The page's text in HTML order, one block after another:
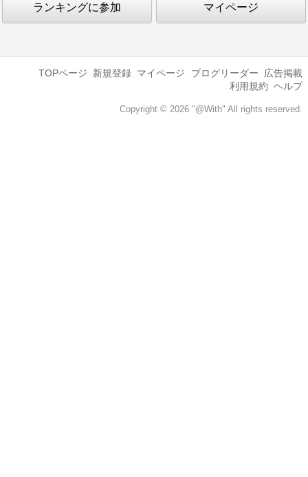
ランキングに参加 マイページ
TOPページ 新規登録 マイページ ブログリーダー
広告掲載
利用規約 ヘルプ
Copyright © 2026 "@With" All rights reserved.